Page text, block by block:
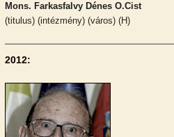
Mons. Farkasfalvy Dénes O.Cist
(titulus) (intézmény) (város) (H)
2012: